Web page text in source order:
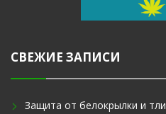
СВЕЖИЕ ЗАПИСИ
Защита от белокрылки и тли